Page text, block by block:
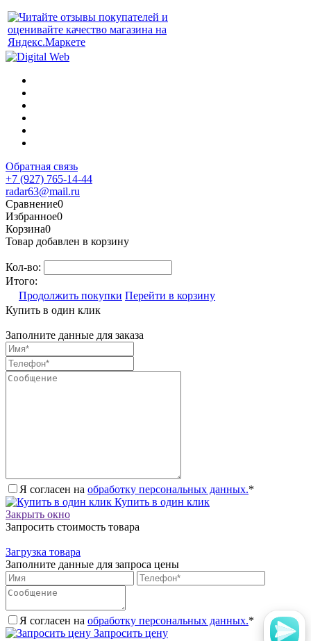
Обратная связь
+7 (927) 765-14-44
radar63@mail.ru
Сравнение0
Избранное0
Корзина0
Товар добавлен в корзину
Кол-во:
Итого:
Продолжить покупки Перейти в корзину
Купить в один клик
Заполните данные для заказа
Я согласен на обработку персональных данных.*
Купить в один клик
Закрыть окно
Запросить стоимость товара
Загрузка товара
Заполните данные для запроса цены
Я согласен на обработку персональных данных.*
Запросить цену